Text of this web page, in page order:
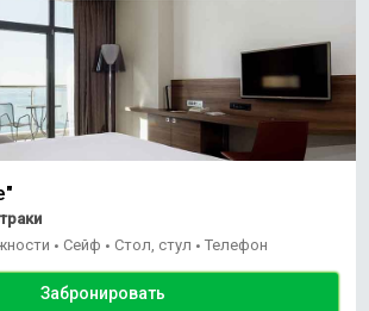
• Сейф • Стол, стул • Телефон
Забронировать